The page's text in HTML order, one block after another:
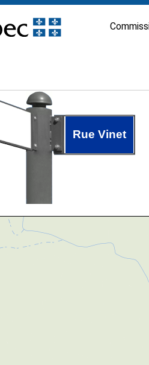
Rue Vinet